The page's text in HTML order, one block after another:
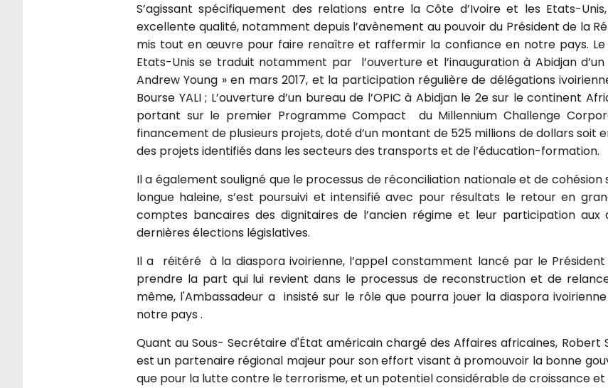
S’agissant spécifiquement des relations entre la Côte d’Ivoire et les Etats-
excellente qualité, notamment depuis l’avènement au pouvoir du Président de la
mis tout en œuvre pour faire renaître et raffermir la confiance en notre pays.
Etats-Unis se traduit notamment par l’ouverture et l’inauguration à Abidjan
Andrew Young » en mars 2017, et la participation régulière de délégations
Bourse YALI ; L’ouverture d’un bureau de l’OPIC à Abidjan le 2e sur le continent
portant sur le premier Programme Compact du Millennium Challenge
financement de plusieurs projets, doté d’un montant de 525 millions de dollars soit
des projets identifiés dans les secteurs des transports et de l’éducation-formation.
Il a également souligné que le processus de réconciliation nationale et de
longue haleine, s’est poursuivi et intensifié avec pour résultats le retour en
comptes bancaires des dignitaires de l’ancien régime et leur participation
dernières élections législatives.
Il a réitéré à la diaspora ivoirienne, l’appel constamment lancé par le Président
prendre la part qui lui revient dans le processus de reconstruction et de
même, l'Ambassadeur a insisté sur le rôle que pourra jouer la diaspora
notre pays .
Quant au Sous- Secrétaire d'État américain chargé des Affaires africaines,
est un partenaire régional majeur pour son effort visant à promouvoir la bonne
que pour la lutte contre le terrorisme, et un potentiel considérable de croissance